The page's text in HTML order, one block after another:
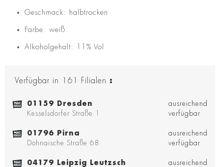
Geschmack: halbtrocken
Farbe: weiß
Alkoholgehalt: 11% Vol
Verfügbar in 161 Filialen :
01159 Dresden
Kesselsdorfer Straße 1
ausreichend
verfügbar
01796 Pirna
Dohnaische Straße 68
ausreichend
verfügbar
04179 Leipzig Leutzsch
ausreichend